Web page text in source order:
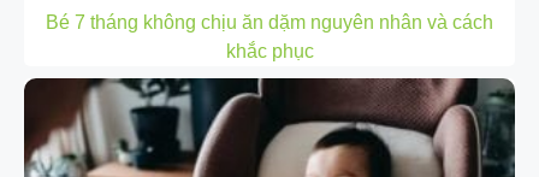
Bé 7 tháng không chịu ăn dặm nguyên nhân và cách
khắc phục